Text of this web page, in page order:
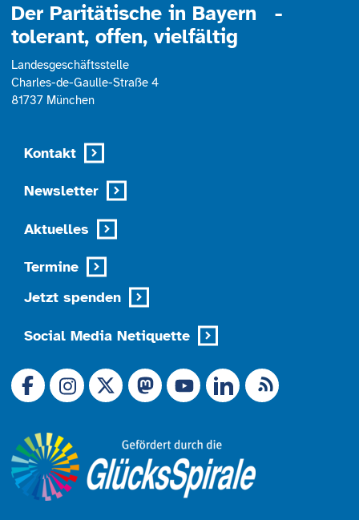
Der Paritätische in Bayern -
tolerant, offen, vielfältig
Landesgeschäftsstelle
Charles-de-Gaulle-Straße 4
81737 München
Kontakt
Newsletter
Aktuelles
Termine
Jetzt spenden
Social Media Netiquette
Link zu X (Ex-Twitter)
RSS-Feed